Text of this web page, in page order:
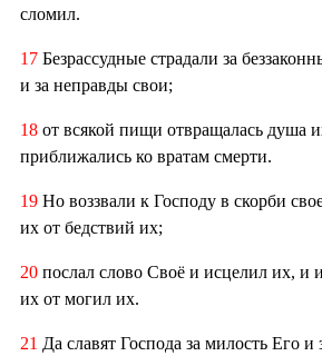
сломил.
17 Безрассудные страдали за
и за неправды свои;
18 от всякой пищи отвращалась душа
приближались ко вратам смерти.
19 Но воззвали к Господу в скорби
их от бедствий их;
20 послал слово Своё и исцелил их, и
их от могил их.
21 Да славят Господа за милость Его и